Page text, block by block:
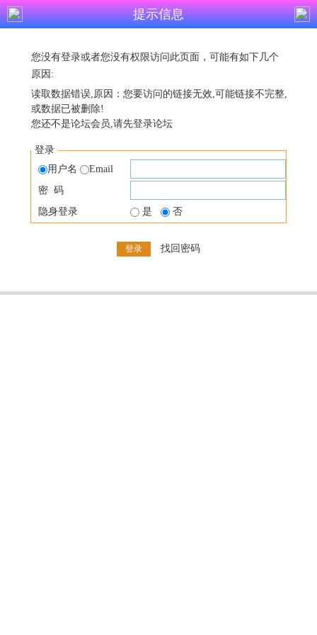
提示信息
您没有登录或者您没有权限访问此页面，可能有如下几个
原因:
读取数据错误,原因：您要访问的链接无效,可能链接不完整,
或数据已被删除!
您还不是论坛会员,请先登录论坛
登录
用户名
Email
密 码
隐身登录
是 否
找回密码